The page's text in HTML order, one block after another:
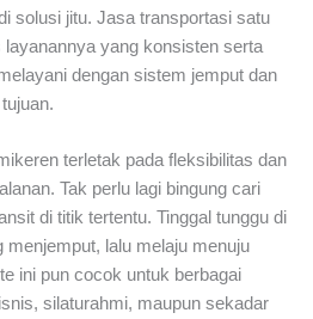
solusi jitu. Jasa transportasi satu
layanannya yang konsisten serta
dengan sistem jemput dan
terletak pada fleksibilitas dan
Tak perlu lagi bingung cari
di titik tertentu. Tinggal tunggu di
menjemput, lalu melaju menuju
ini pun cocok untuk berbagai
silaturahmi, maupun sekadar